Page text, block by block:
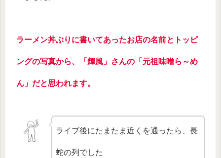
ラーメン丼ぶりに書いてあったお店の名前とトッピ
ングの写真から、「輝風」さんの「元祖味噌ら～め
ん」だと思われます。
ライブ後にたまたま近くを通ったら、長
蛇の列でした